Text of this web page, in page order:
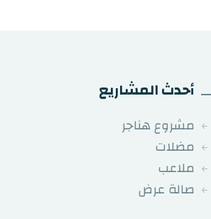
أحدث المشاريع
مشروع هناجر
مضلات
ملاعب
صالة عرض